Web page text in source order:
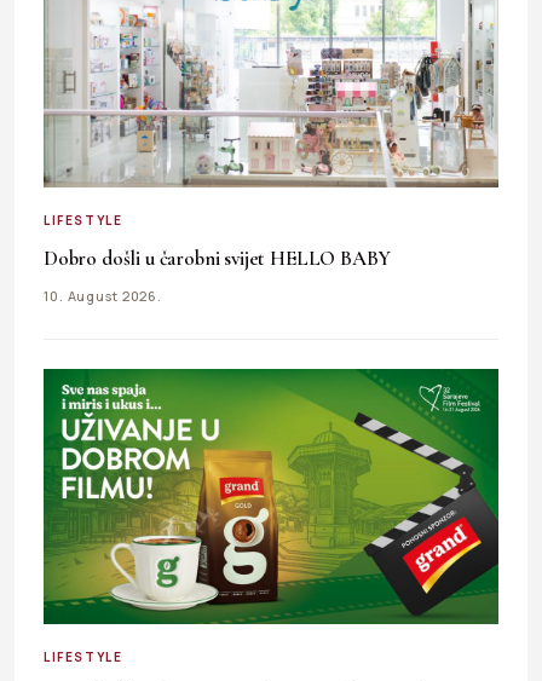
LIFESTYLE
Dobro došli u čarobni svijet HELLO BABY
10. August 2026.
LIFESTYLE